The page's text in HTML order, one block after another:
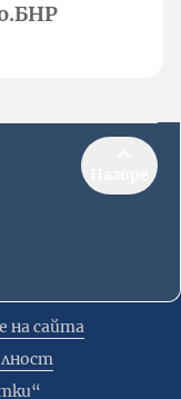
на сайта